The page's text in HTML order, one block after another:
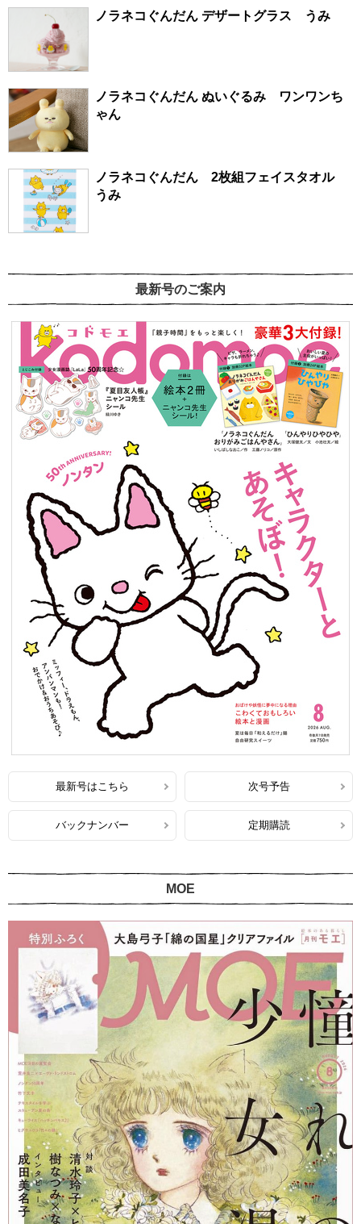
ノラネコぐんだん デザートグラス うみ
ノラネコぐんだん ぬいぐるみ ワンワンち
ゃん
ノラネコぐんだん 2枚組フェイスタオル
うみ
最新号のご案内
最新号はこちら 次号予告
バックナンバー 定期購読
MOE